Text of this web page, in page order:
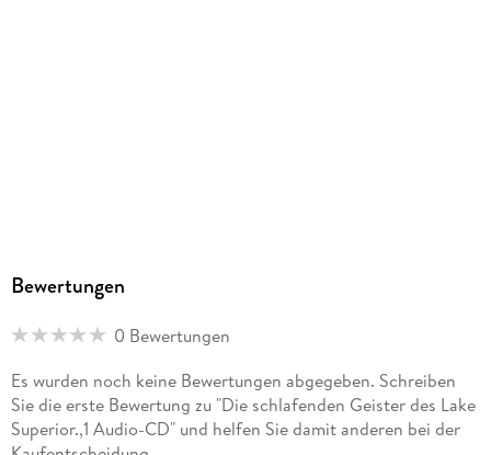
Bewertungen
0 Bewertungen
Es wurden noch keine Bewertungen abgegeben. Schreiben
Sie die erste Bewertung zu "Die schlafenden Geister des Lake
Superior.,1 Audio-CD" und helfen Sie damit anderen bei der